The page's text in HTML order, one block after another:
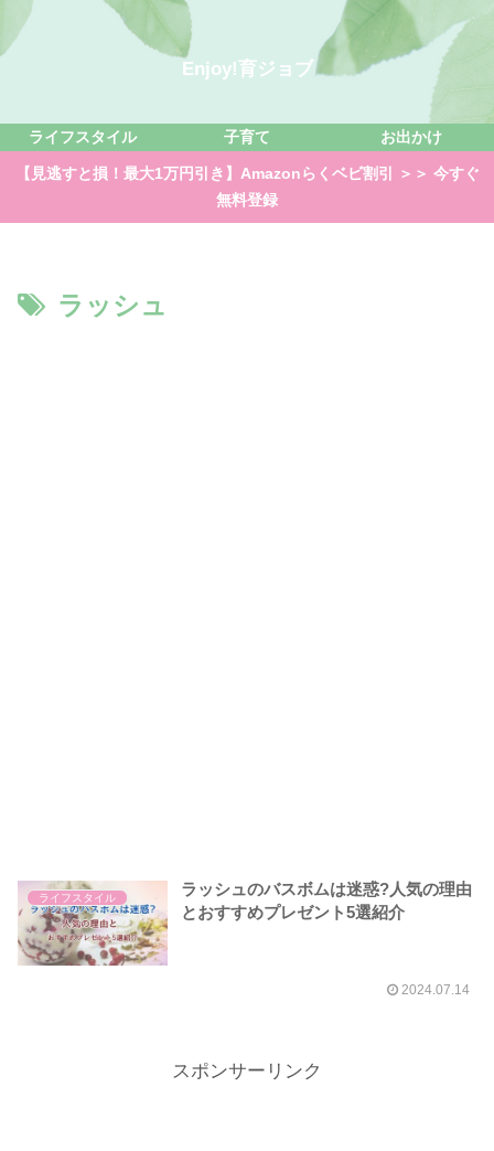
Enjoy!育ジョブ
ライフスタイル 子育て お出かけ
【見逃すと損！最大1万円引き】Amazonらくベビ割引 ＞＞ 今すぐ
無料登録
ラッシュ
ライフスタイル
ラッシュのバスボムは迷惑?人気の理由
とおすすめプレゼント5選紹介
2024.07.14
スポンサーリンク